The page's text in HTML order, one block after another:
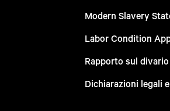
Modern Slavery
Labor Condition
Rapporto sul
Dichiarazioni legali